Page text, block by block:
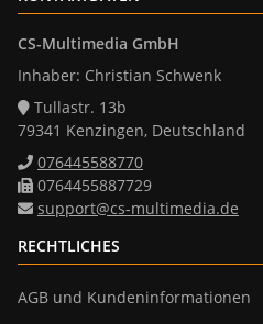
CS-Multimedia GmbH
Inhaber: Christian Schwenk
Tullastr. 13b
79341 Kenzingen, Deutschland
076445588770
0764455887729
support@cs-multimedia.de
RECHTLICHES
AGB und Kundeninformationen